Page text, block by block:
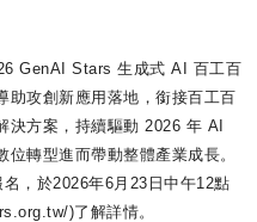
GenAI Stars 生成式 AI 百工百
助攻創新應用落地， 銜接百工百
決方案，持續驅動 2026 年 AI
位轉型進而帶動整體產業成長。
，於2026年6月23日中午12點
)了解詳情。